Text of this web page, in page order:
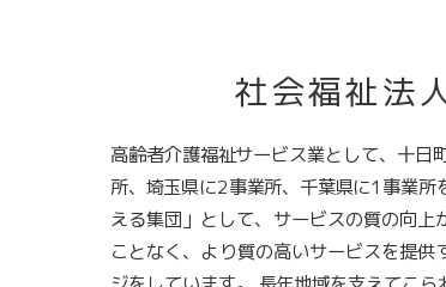
社会福祉法
高齢者介護福祉サービス業として、十
所、埼玉県に2事業所、千葉県に1事業
える集団」として、サービスの質の向
ことなく、より質の高いサービスを提